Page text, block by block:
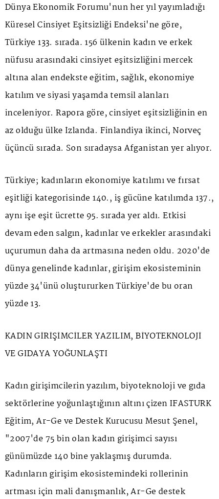
Dünya Ekonomik Forumu'nun her yıl yayımladığı
Küresel Cinsiyet Eşitsizliği Endeksi'ne göre,
Türkiye 133. sırada. 156 ülkenin kadın ve erkek
nüfusu arasındaki cinsiyet eşitsizliğini mercek
altına alan endekste eğitim, sağlık, ekonomiye
katılım ve siyasi yaşamda temsil alanları
inceleniyor. Rapora göre, cinsiyet eşitsizliğinin en
az olduğu ülke İzlanda. Finlandiya ikinci, Norveç
üçüncü sırada. Son sıradaysa Afganistan yer alıyor.
Türkiye; kadınların ekonomiye katılımı ve fırsat
eşitliği kategorisinde 140., iş gücüne katılımda 137.,
aynı işe eşit ücrette 95. sırada yer aldı. Etkisi
devam eden salgın, kadınlar ve erkekler arasındaki
uçurumun daha da artmasına neden oldu. 2020'de
dünya genelinde kadınlar, girişim ekosisteminin
yüzde 34'ünü oluştururken Türkiye'de bu oran
yüzde 13.
KADIN GİRİŞİMCİLER YAZILIM, BİYOTEKNOLOJİ
VE GIDAYA YOĞUNLAŞTI
Kadın girişimcilerin yazılım, biyoteknoloji ve gıda
sektörlerine yoğunlaştığının altını çizen IFASTURK
Eğitim, Ar-Ge ve Destek Kurucusu Mesut Şenel,
"2007'de 75 bin olan kadın girişimci sayısı
günümüzde 140 bine yaklaşmış durumda.
Kadınların girişim ekosistemindeki rollerinin
artması için mali danışmanlık, Ar-Ge destek